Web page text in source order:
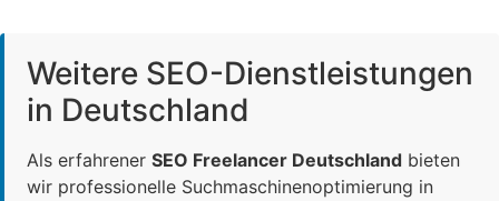
Weitere SEO-Dienstleistungen
in Deutschland
Als erfahrener SEO Freelancer Deutschland bieten
wir professionelle Suchmaschinenoptimierung in